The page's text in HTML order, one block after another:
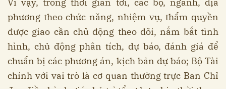
phương theo chức năng, nhiệm vụ, thẩm quyền
được giao cần chủ động theo dõi, nắm bắt tình
hình, chủ động phân tích, dự báo, đánh giá để
chuẩn bị các phương án, kịch bản dự báo; Bộ Tài
chính với vai trò là cơ quan thường trực Ban Chỉ